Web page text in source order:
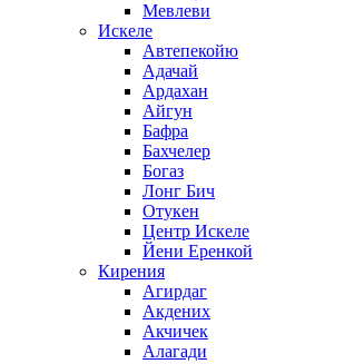
Мевлеви
Искеле
Автепекойю
Адачай
Ардахан
Айгун
Бафра
Бахчелер
Богаз
Лонг Бич
Отукен
Центр Искеле
Йени Еренкой
Кирения
Агирдаг
Акдених
Акчичек
Алагади